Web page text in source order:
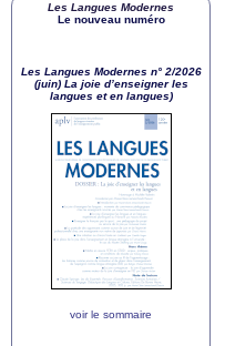
Les Langues Modernes
Le nouveau numéro
Les Langues Modernes n° 2/2026
(juin) La joie d’enseigner les
langues et en langues)
voir le sommaire